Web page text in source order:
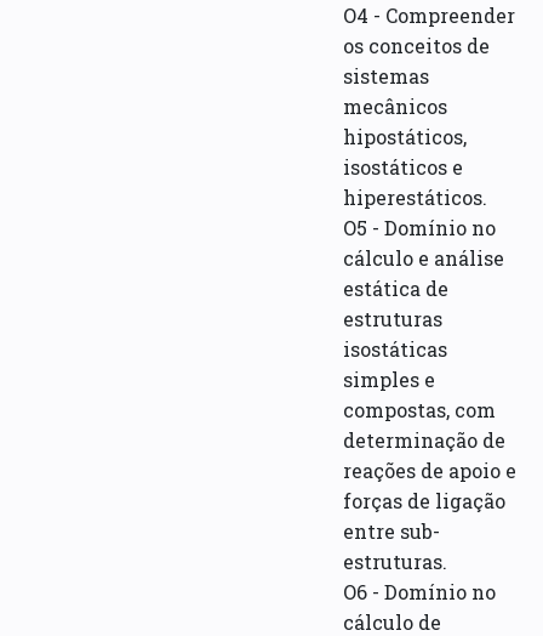
O4 - Compreender
os conceitos de
sistemas
mecânicos
hipostáticos,
isostáticos e
hiperestáticos.
O5 - Domínio no
cálculo e análise
estática de
estruturas
isostáticas
simples e
compostas, com
determinação de
reações de apoio e
forças de ligação
entre sub-
estruturas.
O6 - Domínio no
cálculo de